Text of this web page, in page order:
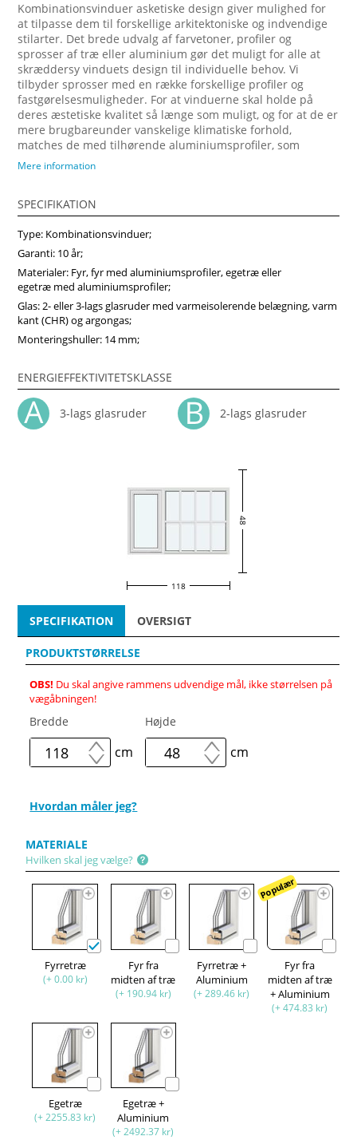
Kombinationsvinduer asketiske design giver mulighed for
at tilpasse dem til forskellige arkitektoniske og indvendige
stilarter. Det brede udvalg af farvetoner, profiler og
sprosser af træ eller aluminium gør det muligt for alle at
skræddersy vinduets design til individuelle behov. Vi
tilbyder sprosser med en række forskellige profiler og
fastgørelsesmuligheder. For at vinduerne skal holde på
deres æstetiske kvalitet så længe som muligt, og for at de er
mere brugbareunder vanskelige klimatiske forhold,
matches de med tilhørende aluminiumsprofiler, som
fastgøres på ydersiden. Forvandl dit hjem med vores
at vælge vores produkter fra midten af træ, som vil sikre
større produktstabilitet, holdbarhed og i høj grad forlænge
produktets levetid. Køb vinduer i Vinduerpro onlinebutik til
billige priser. Vi sikrer høj kombinationsvindue kvalitet og
hurtig levering.
Mere information
SPECIFIKATION
Type: Kombinationsvinduer;
Garanti: 10 år;
Materialer: Fyr, fyr med aluminiumsprofiler, egetræ eller
egetræ med aluminiumsprofiler;
Glas: 2- eller 3-lags glasruder med varmeisolerende belægning, varm
kant (CHR) og argongas;
Monteringshuller: 14 mm;
ENERGIEFFEKTIVITETSKLASSE
3-lags glasruder 2-lags glasruder
48
118
SPECIFIKATION OVERSIGT
PRODUKTSTØRRELSE
OBS! Du skal angive rammens udvendige mål, ikke størrelsen på
vægåbningen!
Bredde
cm
Højde
cm
Hvordan måler jeg?
MATERIALE
Hvilken skal jeg vælge?
Fyrretræ
(+ 0.00 kr)
Fyr fra
midten af træ
(+ 190.94 kr)
Fyrretræ +
Aluminium
(+ 289.46 kr)
Populær
Fyr fra
midten af træ
+ Aluminium
(+ 474.83 kr)
Egetræ
(+ 2255.83 kr)
Egetræ +
Aluminium
(+ 2492.37 kr)